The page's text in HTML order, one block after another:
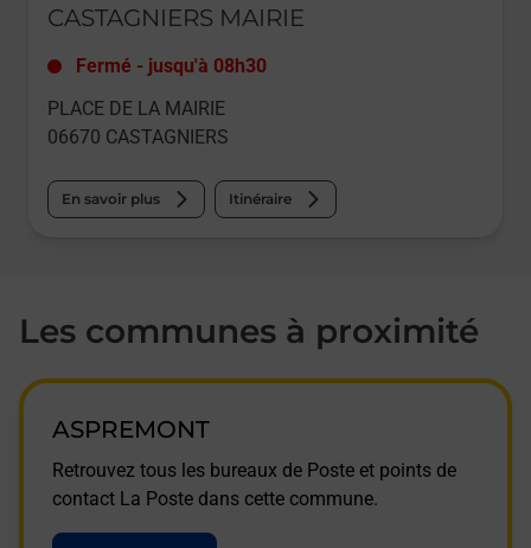
CASTAGNIERS MAIRIE
Fermé - jusqu'à 08h30
PLACE DE LA MAIRIE
06670 CASTAGNIERS
En savoir plus Itinéraire
Les communes à proximité
ASPREMONT
Retrouvez tous les bureaux de Poste et points de
contact La Poste dans cette commune.